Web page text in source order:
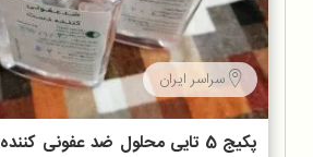
سراسر ایران
پکیج 5 تایی محلول ضد عفونی کننده